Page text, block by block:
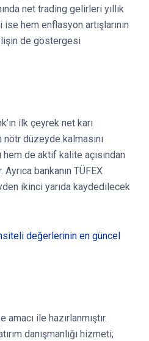
net trading gelirleri yıllık
hem enflasyon artışlarının
de göstergesi
ilk çeyrek net karı
düzeyde kalmasını
de aktif kalite açısından
bankanın TÜFEX
ikinci yarıda kaydedilecek
değerlerinin en güncel
ile hazırlanmıştır.
danışmanlığı hizmeti;